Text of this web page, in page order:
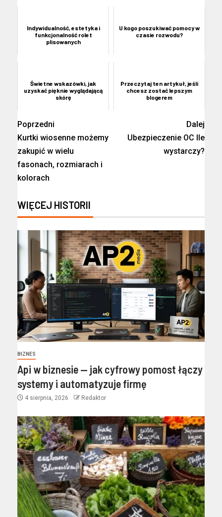
Indywidualność, estetyka i
funkcjonalność rolet
plisowanych
U kogo poszukiwać pomocy w
czasie rozwodu?
Świetne wskazówki, jak
uzyskać pięknie wyglądającą
skórę
Przeczytaj ten artykuł, jeśli
chcesz zostać lepszym
blogerem
Poprzedni
Kurtki wiosenne możemy
zakupić w wielu
fasonach, rozmiarach i
kolorach
Dalej
Ubezpieczenie OC Ile
wystarczy?
WIĘCEJ HISTORII
BIZNES
Api w biznesie — jak cyfrowy pomost łączy
systemy i automatyzuje firmę
4 sierpnia, 2026 Redaktor